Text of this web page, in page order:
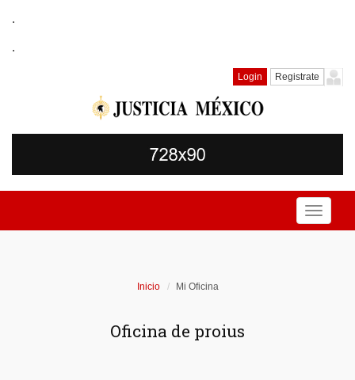
.
.
Login Registrate
Toggle
Inicio Mi Oficina
Oficina de proius